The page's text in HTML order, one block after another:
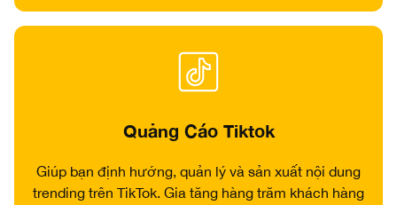
Quảng Cáo Tiktok
Giúp bạn định hướng, quản lý và sản xuất nội dung
trending trên TikTok. Gia tăng hàng trăm khách hàng